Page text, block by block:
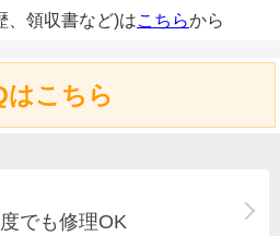
、領収書など)はこちらから
はこちら
でも修理OK